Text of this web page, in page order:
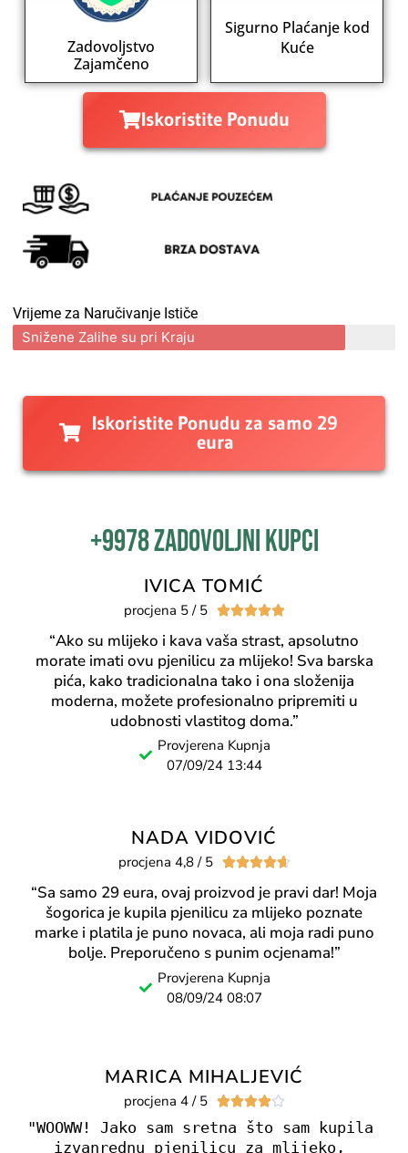
MarketingZadovoljstvo
Zajamčeno
Sigurno Plaćanje kod
Kuće
Iskoristite Ponudu
Vrijeme za Naručivanje Ističe
Snižene Zalihe su pri Kraju
Iskoristite Ponudu za samo 29
eura
+9978 zadovoljni kupci
IVICA TOMIĆ
procjena 5 / 5 
“Ako su mlijeko i kava vaša strast, apsolutno
morate imati ovu pjenilicu za mlijeko! Sva barska
pića, kako tradicionalna tako i ona složenija
moderna, možete profesionalno pripremiti u
udobnosti vlastitog doma.”
Provjerena Kupnja
07/09/24 13:44
NADA VIDOVIĆ
procjena 4,8 / 5 
“Sa samo 29 eura, ovaj proizvod je pravi dar! Moja
šogorica je kupila pjenilicu za mlijeko poznate
marke i platila je puno novaca, ali moja radi puno
bolje. Preporučeno s punim ocjenama!”
Provjerena Kupnja
08/09/24 08:07
MARICA MIHALJEVIĆ
procjena 4 / 5 
"WOOWW! Jako sam sretna što sam kupila
izvanrednu pjenilicu za mlijeko,